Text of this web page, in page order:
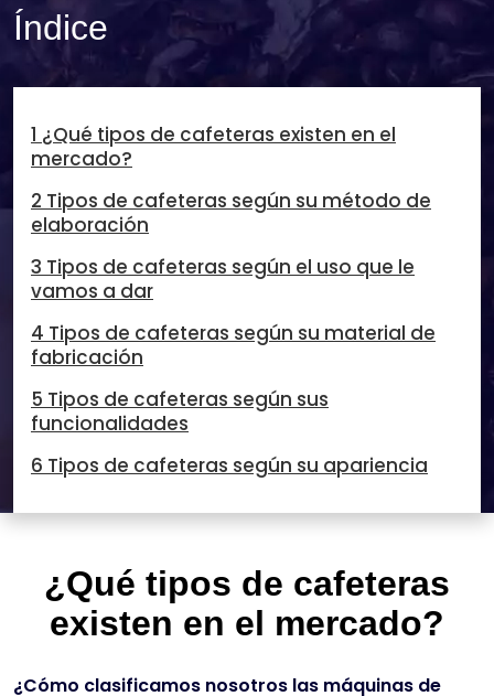
Índice
1 ¿Qué tipos de cafeteras existen en el
mercado?
2 Tipos de cafeteras según su método de
elaboración
3 Tipos de cafeteras según el uso que le
vamos a dar
4 Tipos de cafeteras según su material de
fabricación
5 Tipos de cafeteras según sus
funcionalidades
6 Tipos de cafeteras según su apariencia
¿Qué tipos de cafeteras
existen en el mercado?
¿Cómo clasificamos nosotros las máquinas de